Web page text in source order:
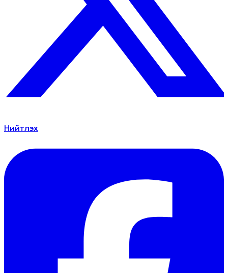
Нийтлэх